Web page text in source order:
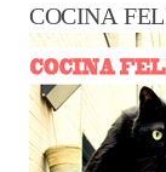
COCINA